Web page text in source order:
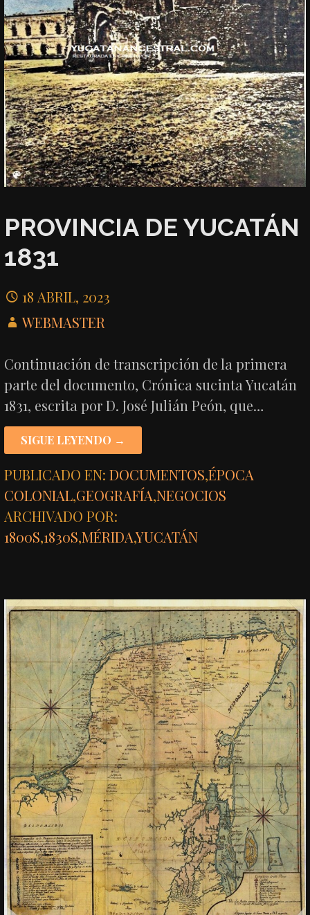
PROVINCIA DE YUCATÁN
1831
18 ABRIL, 2023
WEBMASTER
Continuación de transcripción de la primera
parte del documento, Crónica sucinta Yucatán
1831, escrita por D. José Julián Peón, que…
SIGUE LEYENDO →
PUBLICADO EN:DOCUMENTOS,ÉPOCA
COLONIAL,GEOGRAFÍA,NEGOCIOS
ARCHIVADO POR:
1800S,1830S,MÉRIDA,YUCATÁN